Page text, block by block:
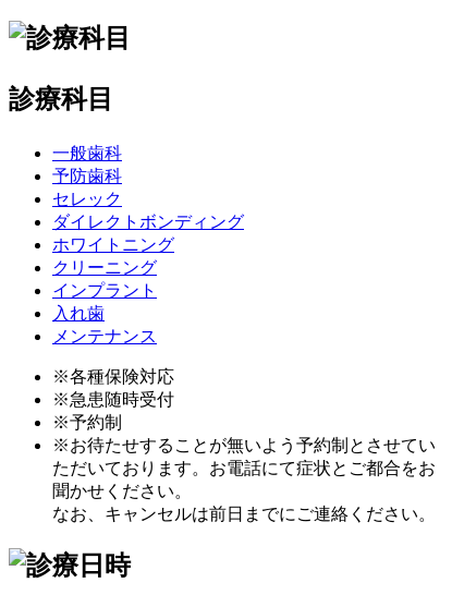
診療科目
一般歯科
予防歯科
セレック
ダイレクトボンディング
ホワイトニング
クリーニング
インプラント
入れ歯
メンテナンス
※各種保険対応
※急患随時受付
※予約制
※お待たせすることが無いよう予約制とさせてい
ただいております。お電話にて症状とご都合をお
聞かせください。
なお、キャンセルは前日までにご連絡ください。